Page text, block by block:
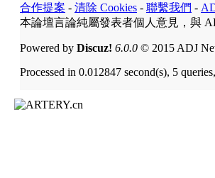
合作提案 - 清除 Cookies - 聯繫我們 -
本論壇言論純屬發表者個人意見，與
Powered by Discuz! 6.0.0 © 2015 ADJ
Processed in 0.012847 second(s), 5